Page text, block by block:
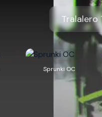
Tralalero
Sprunki OC